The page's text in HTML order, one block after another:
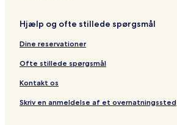
e
e
r
i
e
r
e
H
o
t
e
y
e
l
l
e
v
l
t
l
L
e
s
a
n
c
y
P
o
s
Hjælp og ofte stillede spørgsmål
Dine reservationer
Ofte stillede spørgsmål
Kontakt os
Skriv en anmeldelse af et overnatningssted